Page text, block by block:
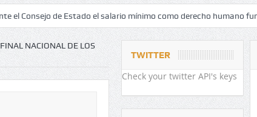
de Estado el salario mínimo como derecho humano fundamental
NACIONAL DE LOS
TWITTER
Check your twitter API's keys